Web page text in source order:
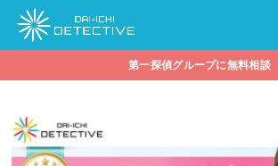
第一探偵グループに無料相談